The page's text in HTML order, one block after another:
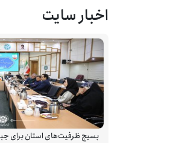
اخبار سایت
بسیج ظرفیت‌های استان برای